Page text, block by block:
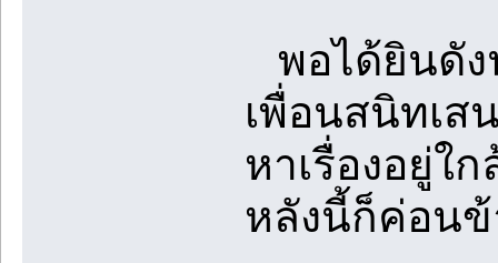
พอได้ยินดัง
เพื่อนสนิทเส
หาเรื่องอยู่ใ
หลังนี้ก็ค่อนข้